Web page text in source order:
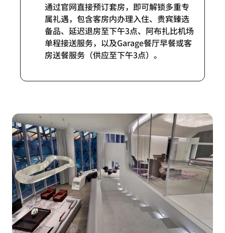
通过官网直接预订套房，即可解锁多重专
属礼遇，包含客房内办理入住、贵宾臻选
备品、延迟退房至下午3点、阿布扎比机场
单程接送服务，以及Garage餐厅早餐或客
房送餐服务（供应至下午3点）。